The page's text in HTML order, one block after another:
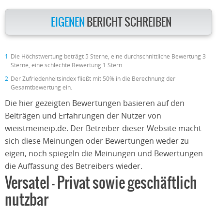
EIGENEN BERICHT SCHREIBEN
1 Die Höchstwertung beträgt 5 Sterne, eine durchschnittliche Bewertung 3
Sterne, eine schlechte Bewertung 1 Stern.
2 Der Zufriedenheitsindex fließt mit 50% in die Berechnung der
Gesamtbewertung ein.
Die hier gezeigten Bewertungen basieren auf den
Beiträgen und Erfahrungen der Nutzer von
wieistmeineip.de. Der Betreiber dieser Website macht
sich diese Meinungen oder Bewertungen weder zu
eigen, noch spiegeln die Meinungen und Bewertungen
die Auffassung des Betreibers wieder.
Versatel – Privat sowie geschäftlich
nutzbar